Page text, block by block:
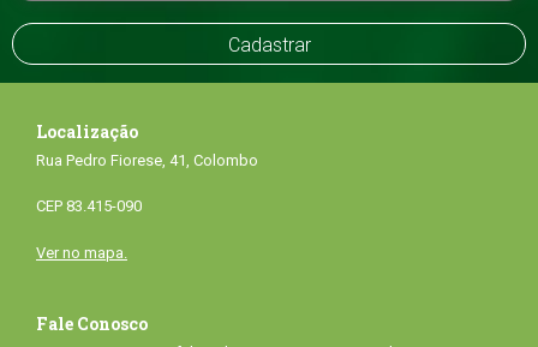
Localização
Rua Pedro Fiorese, 41, Colombo
CEP 83.415-090
Ver no mapa.
Fale Conosco